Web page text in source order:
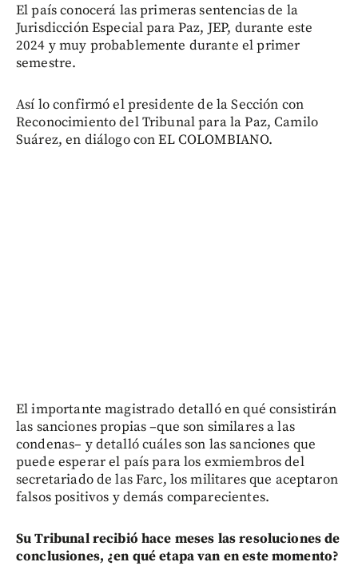
El país conocerá las primeras sentencias de la
Jurisdicción Especial para Paz, JEP, durante este
2024 y muy probablemente durante el primer
semestre.
Así lo confirmó el presidente de la Sección con
Reconocimiento del Tribunal para la Paz, Camilo
Suárez, en diálogo con EL COLOMBIANO.
El importante magistrado detalló en qué consistirán
las sanciones propias –que son similares a las
condenas– y detalló cuáles son las sanciones que
puede esperar el país para los exmiembros del
secretariado de las Farc, los militares que aceptaron
falsos positivos y demás comparecientes.
Su Tribunal recibió hace meses las resoluciones de
conclusiones, ¿en qué etapa van en este momento?